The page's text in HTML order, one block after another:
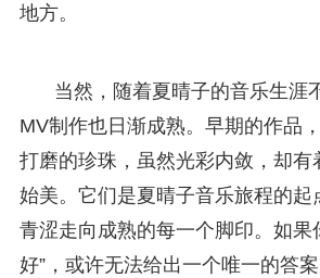
地方。
当然，随着夏晴子的音乐生涯
MV制作也日渐成熟。早期的作品
打磨的珍珠，虽然光彩内敛，却有
始美。它们是夏晴子音乐旅程的起
青涩走向成熟的每一个脚印。如果
好”，或许无法给出一个唯一的答